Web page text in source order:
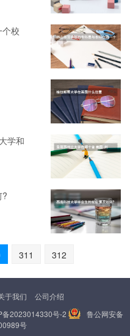
校
学和
?
311 312
于我们
公司介绍
备2023014330号-2
鲁公网安备
号